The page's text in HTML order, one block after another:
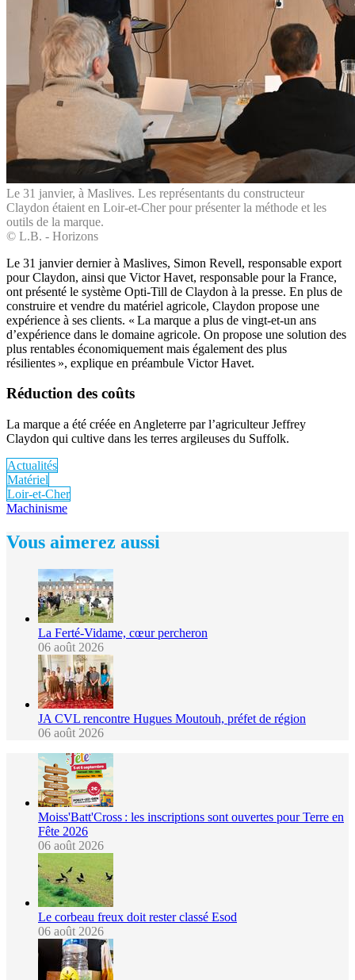
Le 31 janvier, à Maslives. Les représentants du constructeur
Claydon étaient en Loir-et-Cher pour présenter la méthode et les
outils de la marque.
© L.B. - Horizons
Le 31 janvier dernier à Maslives, Simon Revell, responsable export
pour Claydon, ainsi que Victor Havet, responsable pour la France,
ont présenté le système Opti-Till de Claydon à la presse. En plus de
construire et vendre du matériel agricole, Claydon propose une
expérience à ses clients. « La marque a plus de vingt-et-un ans
d’expérience dans le domaine agricole. On propose une solution des
plus rentables économiquement mais également des plus
résilientes », explique en préambule Victor Havet.
Réduction des coûts
La marque a été créée en Angleterre par l’agriculteur Jeffrey
Claydon qui cultive dans les terres argileuses du Suffolk.
Actualités
Matériel
Loir-et-Cher
Machinisme
Vous aimerez aussi
La Ferté-Vidame, cœur percheron
06 août 2026
JA CVL rencontre Hugues Moutouh, préfet de région
06 août 2026
Moiss'Batt'Cross : les inscriptions sont ouvertes pour Terre en
Fête 2026
06 août 2026
Le corbeau freux doit rester classé Esod
06 août 2026